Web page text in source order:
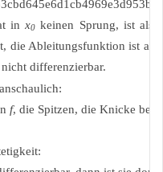
inx0 keinen Sprung, ist
die Ableitungsfunktion ist
differenzierbar.
f, die Spitzen, die Knicke